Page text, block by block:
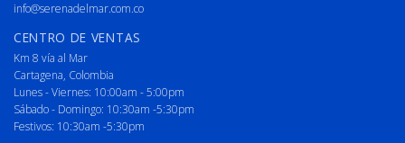
info@serenadelmar.com.co
CENTRO DE VENTAS
Km 8 vía al Mar
Cartagena, Colombia
Lunes - Viernes: 10:00am - 5:00pm
Sábado - Domingo: 10:30am -5:30pm
Festivos: 10:30am -5:30pm